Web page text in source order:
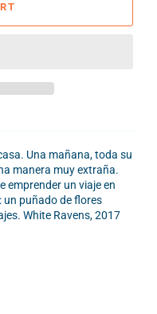
Una mañana, toda su
manera muy extraña.
emprender un viaje en
un puñado de flores
White Ravens, 2017